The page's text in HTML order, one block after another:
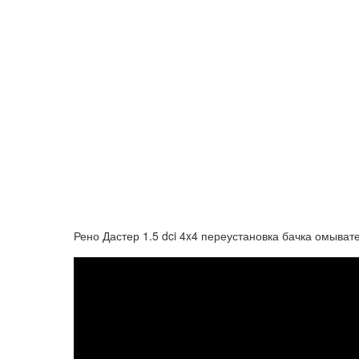
Рено Дастер 1.5 dci 4x4 переустановка бачка